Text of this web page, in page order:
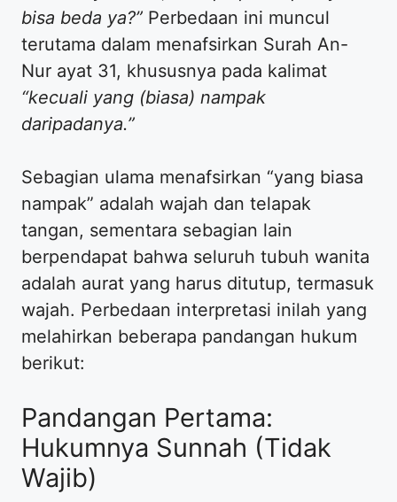
bisa beda ya?” Perbedaan ini muncul
terutama dalam menafsirkan Surah An-
Nur ayat 31, khususnya pada kalimat
“kecuali yang (biasa) nampak
daripadanya.”
​Sebagian ulama menafsirkan “yang biasa
nampak” adalah wajah dan telapak
tangan, sementara sebagian lain
berpendapat bahwa seluruh tubuh wanita
adalah aurat yang harus ditutup, termasuk
wajah. Perbedaan interpretasi inilah yang
melahirkan beberapa pandangan hukum
berikut:
​Pandangan Pertama:
Hukumnya Sunnah (Tidak
Wajib)